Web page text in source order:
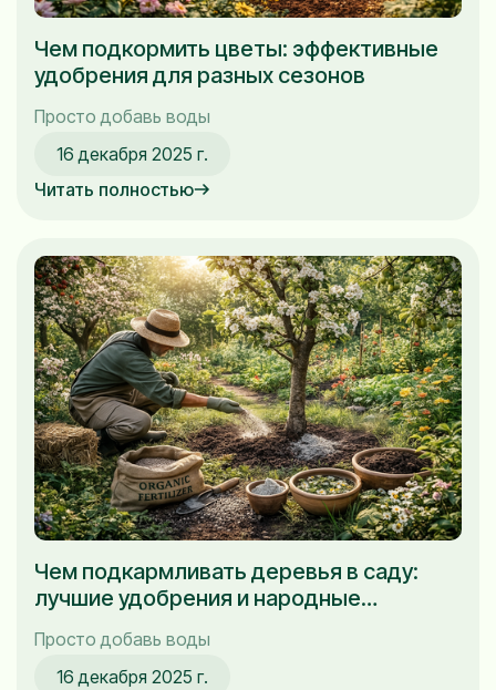
Чем подкормить цветы: эффективные
удобрения для разных сезонов
Просто добавь воды
16 декабря 2025 г.
Читать полностью
Чем подкармливать деревья в саду:
лучшие удобрения и народные
Просто добавь воды
16 декабря 2025 г.